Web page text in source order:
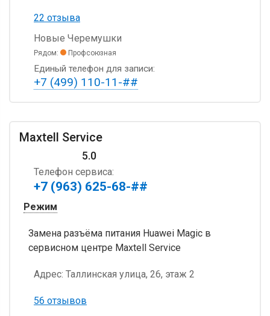
22 отзыва
Новые Черемушки
Рядом: Профсоюзная
Единый телефон для записи:
+7 (499) 110-11-##
Maxtell Service
5.0
Телефон сервиса:
+7 (963) 625-68-##
Режим
Замена разъёма питания Huawei Magic в
сервисном центре Maxtell Service
Адрес: Таллинская улица, 26, этаж 2
56 отзывов